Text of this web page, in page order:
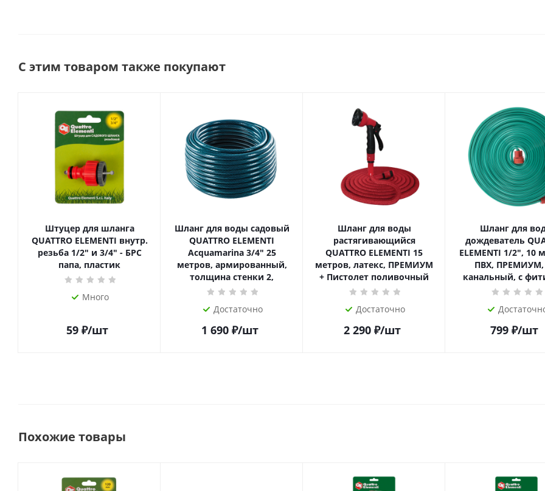
С этим товаром также покупают
Штуцер для шланга
QUATTRO ELEMENTI внутр.
резьба 1/2" и 3/4" - БРС
папа, пластик
Много
59 ₽/шт
Шланг для воды садовый
QUATTRO ELEMENTI
Acquamarina 3/4" 25
метров, армированный,
толщина стенки 2,
Достаточно
1 690₽/шт
Шланг для воды
растягивающийся
QUATTRO ELEMENTI 15
метров, латекс, ПРЕМИУМ
+ Пистолет поливочный
Достаточно
2 290₽/шт
Шланг для
дождеватель
ELEMENTI 1/2", 10
ПВХ, ПРЕМИУМ,
канальный, с
799 ₽/шт
Похожие товары